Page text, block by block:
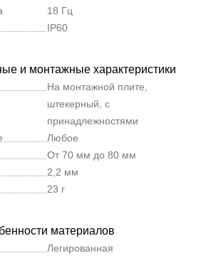
18 Гц
IP60
и монтажные характеристики
На монтажной плите,
штекерный, с
принадлежностями
Любое
От 70 мм до 80 мм
2,2 мм
23 г
материалов
Легированная